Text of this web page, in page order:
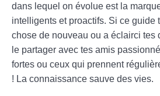
dans lequel on évolue est la
intelligents et proactifs. Si ce guide
chose de nouveau ou a éclairci tes
le partager avec tes amis
fortes ou ceux qui prennent
! La connaissance sauve des vies.